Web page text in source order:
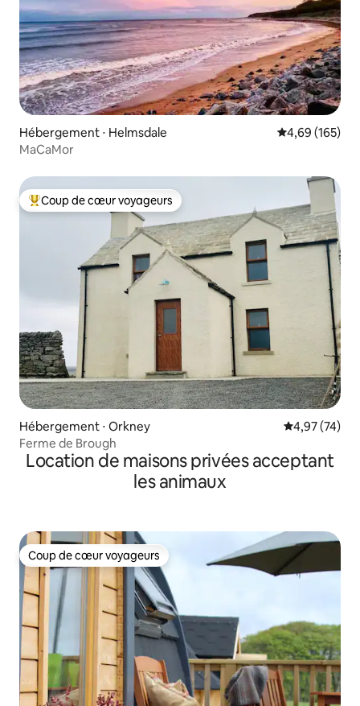
Hébergement ⋅ Helmsdale Évaluation
4,69 (165)
MaCaMor
Coups de cœur voyageurs les plus appréciés
Coup de cœur voyageurs
Hébergement ⋅ Orkney Évaluation
4,97 (74)
Ferme de Brough
Location de maisons privées acceptant
les animaux
Coup de cœur voyageurs
Coup de cœur voyageurs